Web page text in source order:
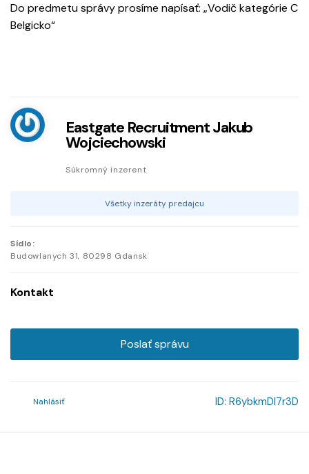
Do predmetu správy prosíme napísať: „Vodič kategórie C
Belgicko“
Eastgate Recruitment Jakub
Wojciechowski
Súkromný inzerent
Všetky inzeráty predajcu
Sídlo:
Budowlanych 31, 80298 Gdansk
Kontakt
Poslať správu
Nahlásiť ID: R6ybkmDl7r3D